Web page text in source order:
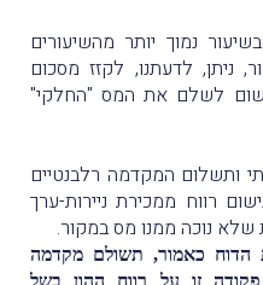
נמוך יותר מהשיעורים
ניתן, לדעתנו, לקזז מסכום
לשלם את המס "החלקי"
ותשלום המקדמה רלבנטיים
רווח ממכירת ניירות-ערך
שלא נוכה ממנו מס במקור.
כאמור, תשולם מקדמה
זו על רווח ההון בשל